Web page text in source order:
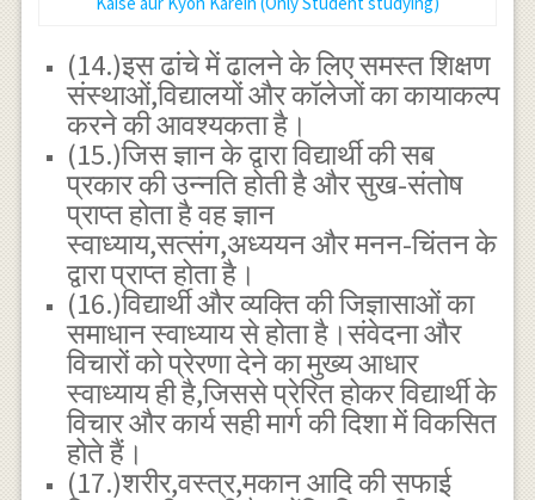
(14.)इस ढांचे में ढालने के लिए समस्त शिक्षण
संस्थाओं,विद्यालयों और कॉलेजों का कायाकल्प
करने की आवश्यकता है।
(15.)जिस ज्ञान के द्वारा विद्यार्थी की सब
प्रकार की उन्नति होती है और सुख-संतोष
प्राप्त होता है वह ज्ञान
स्वाध्याय,सत्संग,अध्ययन और मनन-चिंतन के
द्वारा प्राप्त होता है।
(16.)विद्यार्थी और व्यक्ति की जिज्ञासाओं का
समाधान स्वाध्याय से होता है।संवेदना और
विचारों को प्रेरणा देने का मुख्य आधार
स्वाध्याय ही है,जिससे प्रेरित होकर विद्यार्थी के
विचार और कार्य सही मार्ग की दिशा में विकसित
होते हैं।
(17.)शरीर,वस्त्र,मकान आदि की सफाई